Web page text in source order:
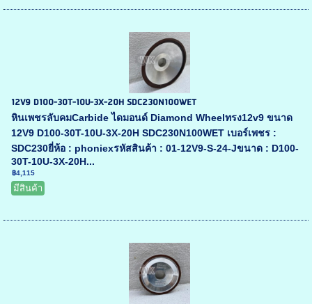
12V9 D100-30T-10U-3X-20H SDC230N100WET
หินเพชรลับคมCarbide ไดมอนด์ Diamond Wheelทรง12v9 ขนาด
12V9 D100-30T-10U-3X-20H SDC230N100WET เบอร์เพชร :
SDC230ยี่ห้อ : phoniexรหัสสินค้า : 01-12V9-S-24-Jขนาด : D100-
30T-10U-3X-20H...
฿4,115
มีสินค้า